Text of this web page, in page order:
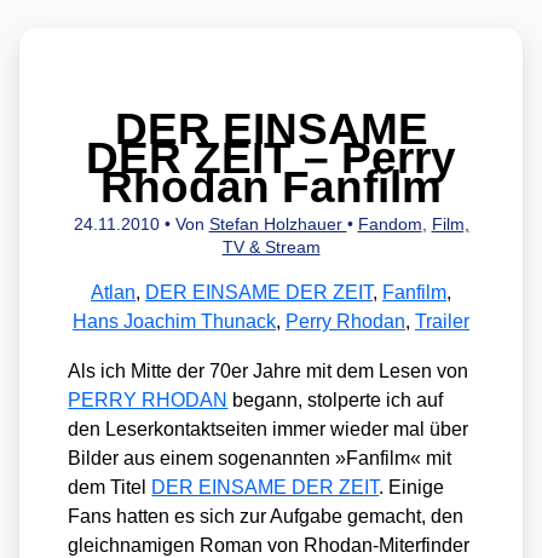
DER EINSAME
DER ZEIT – Perry
Rhodan Fanfilm
24.11.2010 • Von Stefan Holzhauer • Fandom, Film,
TV & Stream
Atlan, DER EINSAME DER ZEIT, Fanfilm,
Hans Joachim Thunack, Perry Rhodan, Trailer
Als ich Mit­te der 70er Jah­re mit dem Lesen von
PERRY RHODAN begann, stol­per­te ich auf
den Leser­kon­takt­sei­ten immer wie­der mal über
Bil­der aus einem soge­nann­ten »Fan­film« mit
dem Titel DER EINSAME DER ZEIT. Eini­ge
Fans hat­ten es sich zur Auf­ga­be gemacht, den
gleich­na­mi­gen Roman von Rho­dan-Mit­er­fin­der